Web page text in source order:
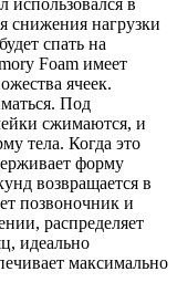
снижения нагрузки
спать на
Foam имеет
ячеек.
Под
сжимаются, и
тела. Когда это
форму
возвращается в
позвоночник и
распределяет
идеально
максимально